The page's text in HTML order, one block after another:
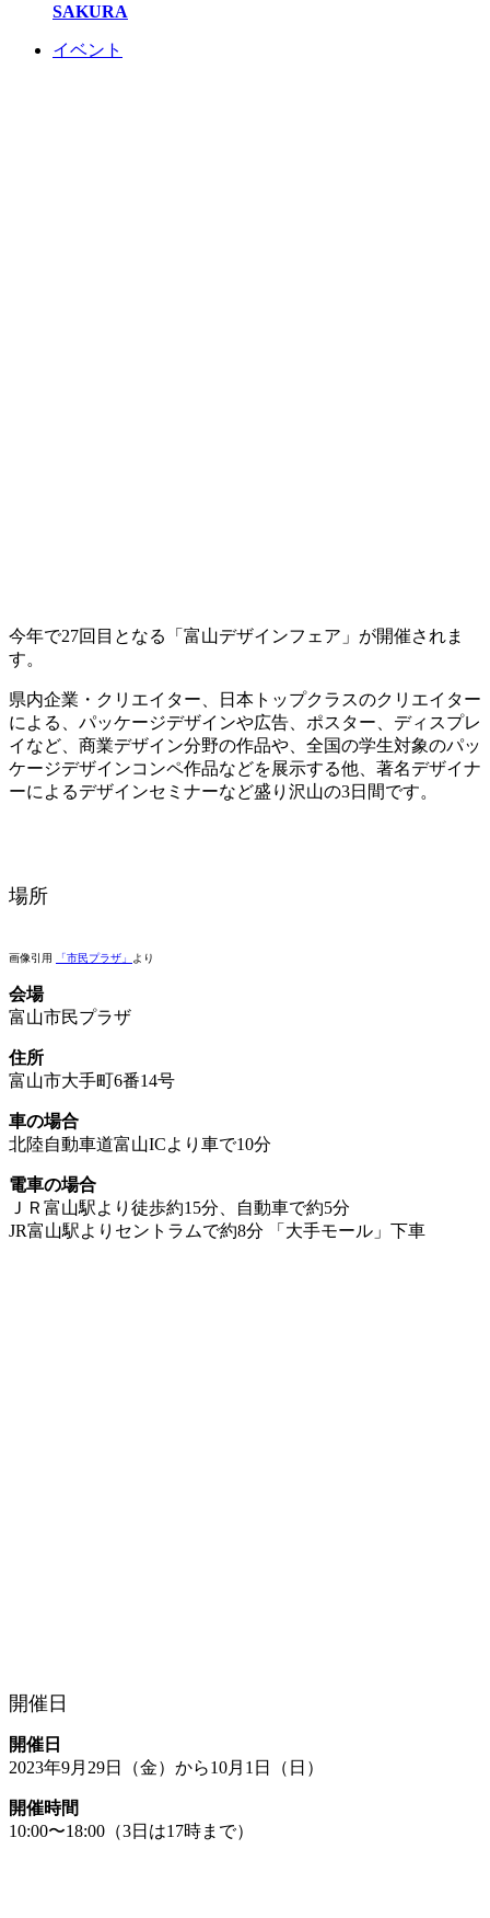
SAKURA
イベント
今年で27回目となる「富山デザインフェア」が開催されま
す。
県内企業・クリエイター、日本トップクラスのクリエイター
による、パッケージデザインや広告、ポスター、ディスプレ
イなど、商業デザイン分野の作品や、全国の学生対象のパッ
ケージデザインコンペ作品などを展示する他、著名デザイナ
ーによるデザインセミナーなど盛り沢山の3日間です。
場所
画像引用 「市民プラザ」 より
会場
富山市民プラザ
住所
富山市大手町6番14号
車の場合
北陸自動車道富山ICより車で10分
電車の場合
ＪＲ富山駅より徒歩約15分、自動車で約5分
JR富山駅よりセントラムで約8分 「大手モール」下車
開催日
開催日
2023年9月29日（金）から10月1日（日）
開催時間
10:00〜18:00（3日は17時まで）